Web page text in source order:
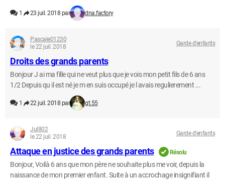
1 23 juil. 2018 par dna.factory
Pascale01230
le 22 juil. 2018
Garde d'enfants
Droits des grands parents
Bonjour J ai ma fille qui ne veut plus que je vois mon petit fils de 6 ans
1/2 Depuis qu il est né je m en suis occupé je l avais regulierement ...
1 22 juil. 2018 par gt.55
Jul802
le 22 juil. 2018
Garde d'enfants
Attaque en justice des grands parents Résolu
Bonjour, Voilà 6 ans que mon père ne souhaite plus me voir, depuis la
naissance de mon premier enfant. Suite à un accrochage insignifiant il